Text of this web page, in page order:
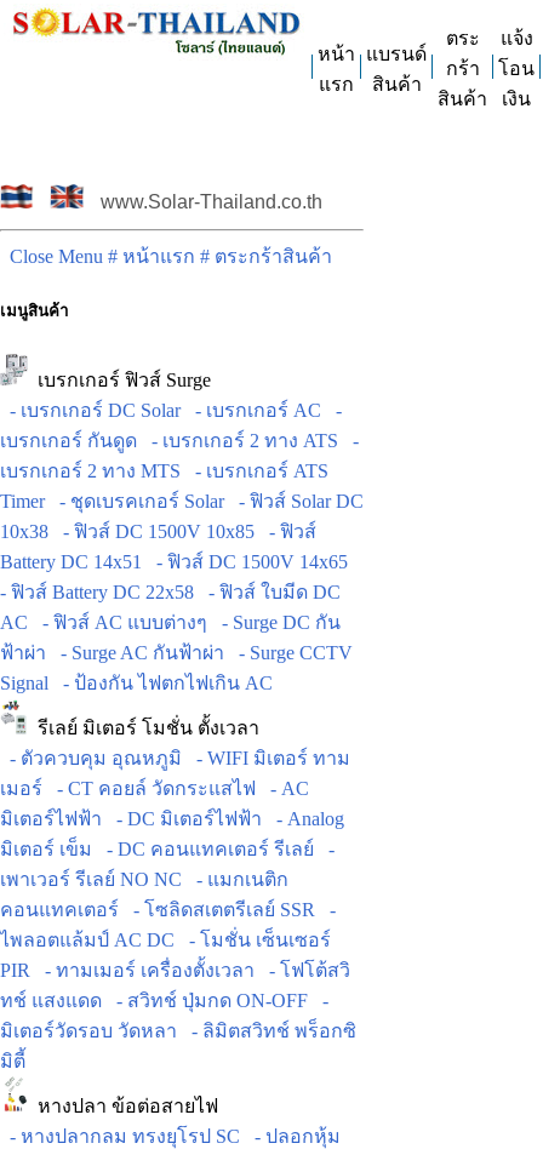
หน้า
แรก
แบรนด์
สินค้า
ตระ
กร้า
สินค้า
แจ้ง
โอน
เงิน
www.Solar-Thailand.co.th
Close Menu # หน้าแรก # ตระกร้าสินค้า
เมนูสินค้า
เบรกเกอร์ ฟิวส์ Surge
- เบรกเกอร์ DC Solar
- เบรกเกอร์ AC
-
เบรกเกอร์ กันดูด
- เบรกเกอร์ 2 ทาง ATS
-
เบรกเกอร์ 2 ทาง MTS
- เบรกเกอร์ ATS
Timer
- ชุดเบรคเกอร์ Solar
- ฟิวส์ Solar DC
10x38
- ฟิวส์ DC 1500V 10x85
- ฟิวส์
Battery DC 14x51
- ฟิวส์ DC 1500V 14x65
- ฟิวส์ Battery DC 22x58
- ฟิวส์ ใบมีด DC
AC
- ฟิวส์ AC แบบต่างๆ
- Surge DC กัน
ฟ้าผ่า
- Surge AC กันฟ้าผ่า
- Surge CCTV
Signal
- ป้องกัน ไฟตกไฟเกิน AC
รีเลย์ มิเตอร์ โมชั่น ตั้งเวลา
- ตัวควบคุม อุณหภูมิ
- WIFI มิเตอร์ ทาม
เมอร์
- CT คอยล์ วัดกระแสไฟ
- AC
มิเตอร์ไฟฟ้า
- DC มิเตอร์ไฟฟ้า
- Analog
มิเตอร์ เข็ม
- DC คอนแทคเตอร์ รีเลย์
-
เพาเวอร์ รีเลย์ NO NC
- แมกเนติก
คอนแทคเตอร์
- โซลิดสเตตรีเลย์ SSR
-
ไพลอตแล้มป์ AC DC
- โมชั่น เซ็นเซอร์
PIR
- ทามเมอร์ เครื่องตั้งเวลา
- โฟโต้สวิ
ทช์ แสงแดด
- สวิทช์ ปุ่มกด ON-OFF
-
มิเตอร์วัดรอบ วัดหลา
- ลิมิตสวิทช์ พร็อกซิ
มิตี้
หางปลา ข้อต่อสายไฟ
- หางปลากลม ทรงยุโรป SC
- ปลอกหุ้ม